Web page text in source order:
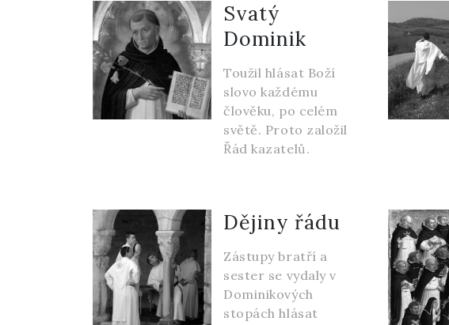
Svatý
Dominik
Toužil hlásat Boží
slovo každému
člověku, po celém
světě. Proto založil
Řád kazatelů.
Dějiny řádu
Zástupy bratří a
sester se vydaly v
Dominikových
stopách hlásat